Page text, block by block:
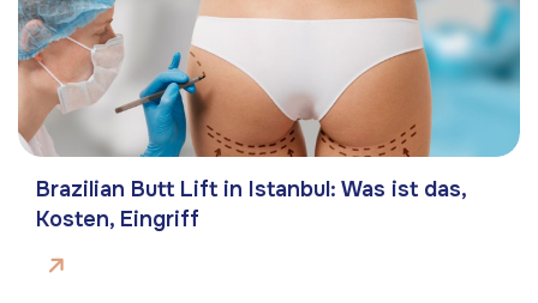
Brazilian Butt Lift in Istanbul: Was ist das,
Kosten, Eingriff